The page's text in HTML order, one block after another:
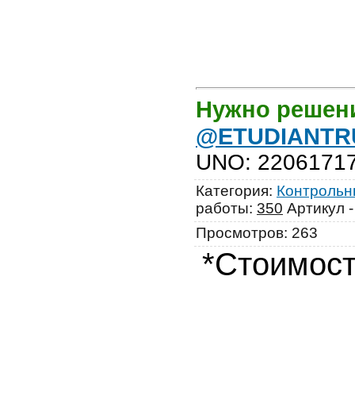
Нужно
UNO:
Категория:
работы: 350 Артикул
Просмотров: 263